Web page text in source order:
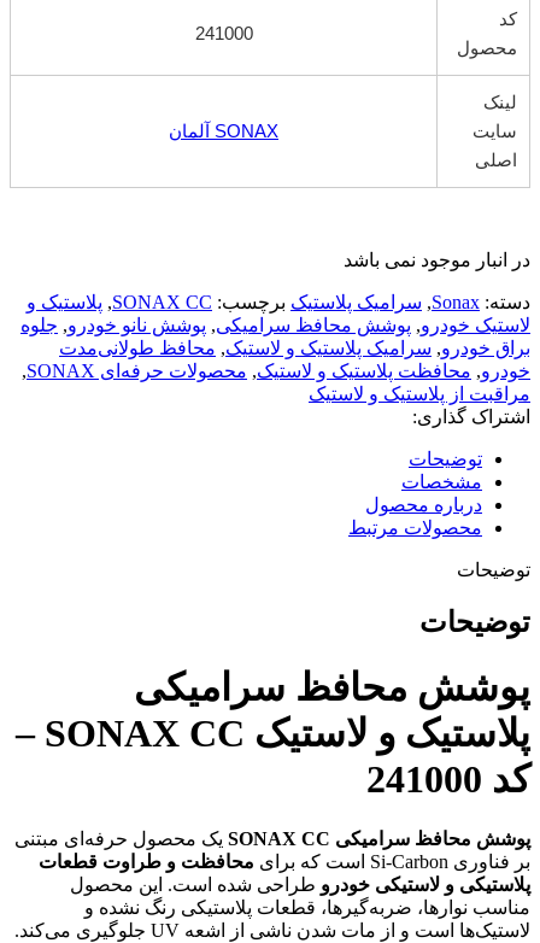
کد
محصول
241000
لینک
سایت
اصلی
SONAX آلمان
در انبار موجود نمی باشد
دسته: Sonax
, سرامیک پلاستیک برچسب: SONAX CC
, پلاستیک و
لاستیک خودرو, پوشش محافظ سرامیکی, پوشش نانو خودرو, جلوه
براق خودرو, سرامیک پلاستیک و لاستیک, محافظ طولانی‌مدت
خودرو, محافظت پلاستیک و لاستیک, محصولات حرفه‌ای SONAX
,
مراقبت از پلاستیک و لاستیک
اشتراک گذاری:
توضیحات
مشخصات
درباره محصول
محصولات مرتبط
توضیحات
توضیحات
پوشش محافظ سرامیکی
پلاستیک و لاستیک SONAX CC –
کد 241000
پوشش محافظ سرامیکی SONAX CC
یک محصول حرفه‌ای مبتنی
بر فناوری Si-Carbon است که برای
محافظت و طراوت قطعات
پلاستیکی و لاستیکی خودرو طراحی شده است. این محصول
مناسب نوارها، ضربه‌گیرها، قطعات پلاستیکی رنگ نشده و
لاستیک‌ها است و از مات شدن ناشی از اشعه UV جلوگیری می‌کند.